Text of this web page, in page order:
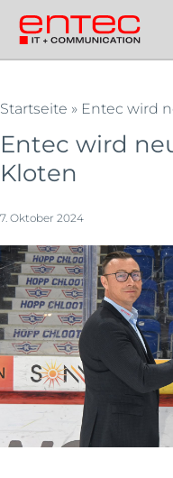
Zum
Inhalt
springen
Entec
|
Outsourcing
und
Cloud
Schweiz
Kontakt Suchen
Startseite » Entec wird
Entec wird
Kloten
7. Oktober 2024